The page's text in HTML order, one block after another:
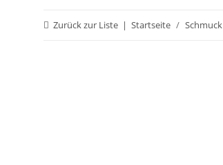
Zurück zur Liste Startseite Schmuck